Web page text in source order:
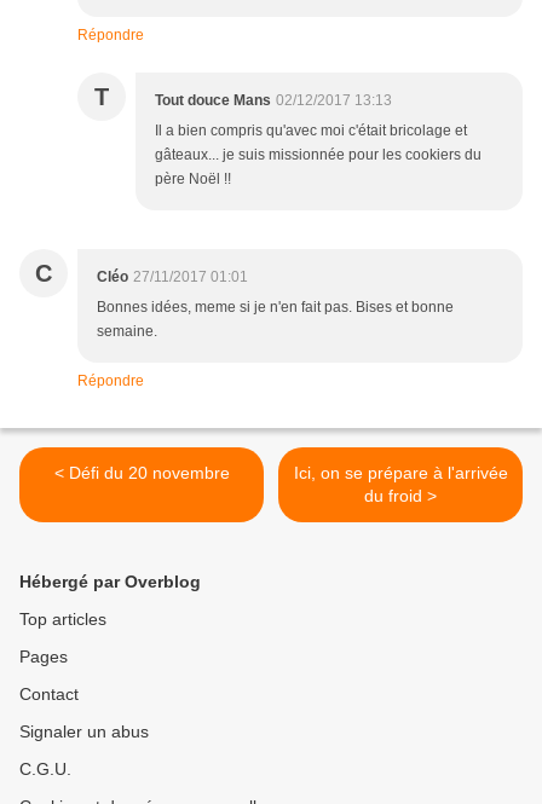
Répondre
T Tout douce Mans 02/12/2017 13:13
Il a bien compris qu'avec moi c'était bricolage et
gâteaux... je suis missionnée pour les cookiers du
père Noël !!
C Cléo 27/11/2017 01:01
Bonnes idées, meme si je n'en fait pas. Bises et bonne
semaine.
Répondre
< Défi du 20 novembre
Ici, on se prépare à l'arrivée
du froid >
Hébergé par Overblog
Top articles
Pages
Contact
Signaler un abus
C.G.U.